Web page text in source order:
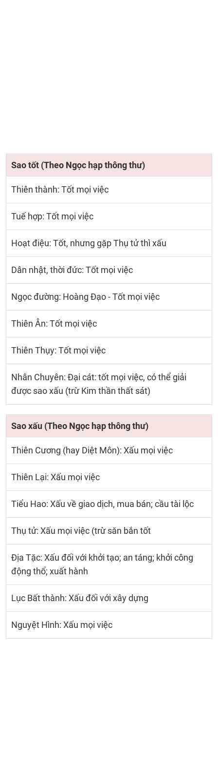
Sao tốt (Theo Ngọc hạp thông thư)
Thiên thành: Tốt mọi việc
Tuế hợp: Tốt mọi việc
Hoạt điệu: Tốt, nhưng gặp Thụ tử thì xấu
Dân nhật, thời đức: Tốt mọi việc
Ngọc đường: Hoàng Đạo - Tốt mọi việc
Thiên Ân: Tốt mọi việc
Thiên Thụy: Tốt mọi việc
Nhân Chuyên: Đại cát: tốt mọi việc, có thể giải
được sao xấu (trừ Kim thần thất sát)
Sao xấu (Theo Ngọc hạp thông thư)
Thiên Cương (hay Diệt Môn): Xấu mọi việc
Thiên Lại: Xấu mọi việc
Tiểu Hao: Xấu về giao dịch, mua bán; cầu tài lộc
Thụ tử: Xấu mọi việc (trừ săn bắn tốt
Địa Tặc: Xấu đối với khởi tạo; an táng; khởi công
động thổ; xuất hành
Lục Bất thành: Xấu đối với xây dựng
Nguyệt Hình: Xấu mọi việc